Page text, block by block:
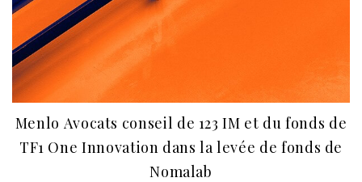
Menlo Avocats conseil de 123 IM et du fonds de
TF1 One Innovation dans la levée de fonds de
Nomalab